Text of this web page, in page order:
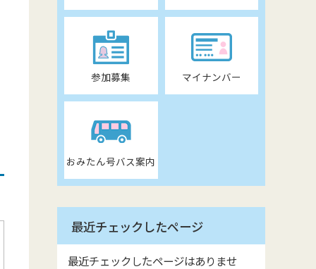
参加募集 マイナンバー
おみたん号バス案内
最近チェックしたページ
最近チェックしたページはありませ